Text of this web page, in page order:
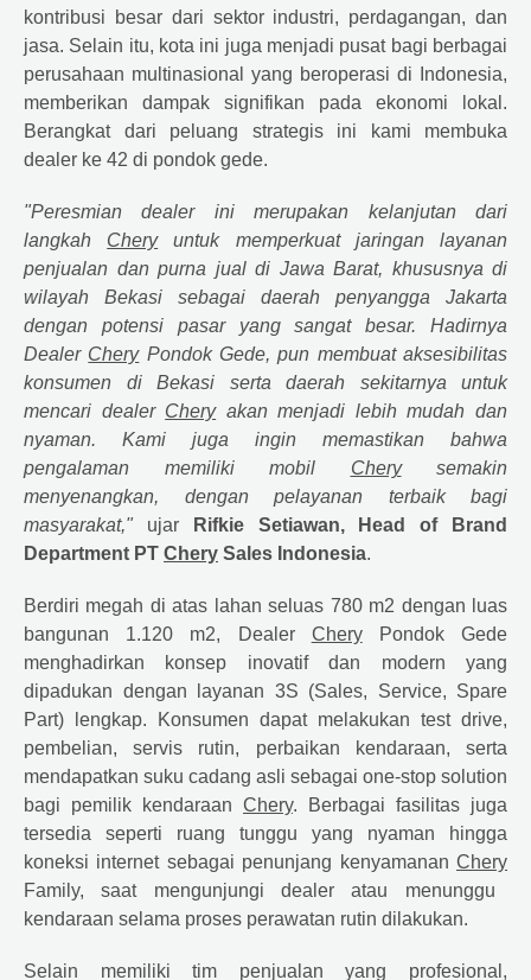
kontribusi besar dari sektor industri, perdagangan, dan
jasa. Selain itu, kota ini juga menjadi pusat bagi berbagai
perusahaan multinasional yang beroperasi di Indonesia,
memberikan dampak signifikan pada ekonomi lokal.
Berangkat dari peluang strategis ini kami membuka
dealer ke 42 di pondok gede.
"Peresmian dealer ini merupakan kelanjutan dari
langkah Cheryuntuk memperkuat jaringan layanan
penjualan dan purna jual di Jawa Barat, khususnya di
wilayah Bekasi sebagai daerah penyangga Jakarta
dengan potensi pasar yang sangat besar. Hadirnya
Dealer CheryPondok Gede, pun membuat aksesibilitas
konsumen di Bekasi serta daerah sekitarnya untuk
mencari dealer Cheryakan menjadi lebih mudah dan
nyaman. Kami juga ingin memastikan bahwa
pengalaman memiliki mobil Cherysemakin
menyenangkan, dengan pelayanan terbaik bagi
masyarakat," ujar
Rifkie Setiawan, Head of Brand
Department PT Chery Sales Indonesia.
Berdiri megah di atas lahan seluas 780 m2 dengan luas
bangunan 1.120 m2, Dealer CheryPondok Gede
menghadirkan konsep inovatif dan modern yang
dipadukan dengan layanan 3S (Sales, Service, Spare
Part) lengkap. Konsumen dapat melakukan test drive,
pembelian, servis rutin, perbaikan kendaraan, serta
mendapatkan suku cadang asli sebagai one-stop solution
bagi pemilik kendaraan Chery. Berbagai fasilitas juga
tersedia seperti ruang tunggu yang nyaman hingga
koneksi internet sebagai penunjang kenyamanan Chery
Family, saat mengunjungi dealer atau menunggu
kendaraan selama proses perawatan rutin dilakukan.
Selain memiliki tim penjualan yang profesional,